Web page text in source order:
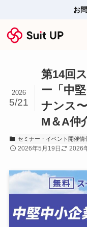
プランと料金
他ツールとの比較＆
導入事例
お問い合わせ
お
第14回
ー「中
ナンス
M＆A仲
2026
5/21
セミナー・イベント開催情
2026年5月19日 2026